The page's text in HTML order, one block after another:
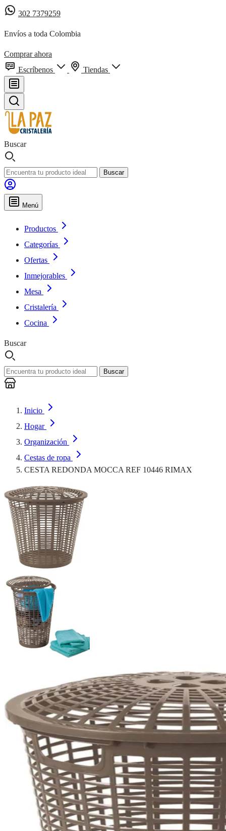
302 7379259
Envíos a toda Colombia
Comprar ahora
Escríbenos
Tiendas
Buscar
Buscar
Menú
Productos
Categorías
Ofertas
Inmejorables
Mesa
Cristalería
Cocina
Buscar
Buscar
Inicio
Hogar
Organización
Cestas de ropa
CESTA REDONDA MOCCA REF 10446 RIMAX